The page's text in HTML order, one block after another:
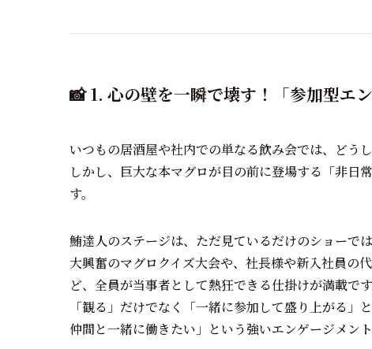
📸 1. 心の壁を一瞬で壊す！「参加型エ
いつもの居酒屋や社内での単なる飲み会では、どう
しかし、巨大な本マグロが目の前に登場する「非日
す。
鮪達人のステージは、ただ見ているだけのショーでは
大興奮のマグロクイズ大会や、社長様や新入社員の
ど、全員が当事者として熱狂できる仕掛けが満載です
「観る」だけでなく「一緒に参加して盛り上がる
仲間と一緒に働きたい」という強いエンゲージメン